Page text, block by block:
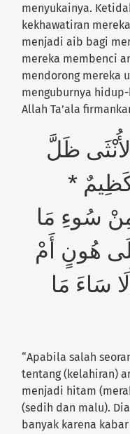
menyukainya.
kekhawatiran
menjadi aib bagi
mereka membenci
mendorong mereka
menguburnya
Allah Ta’ala
ظَلَّ
*
سُوءِ مَا
هُونٍ أَمْ
سَاءَ مَا
“Apabila salah
tentang (kelahiran)
menjadi hitam
(sedih dan malu).
banyak karena